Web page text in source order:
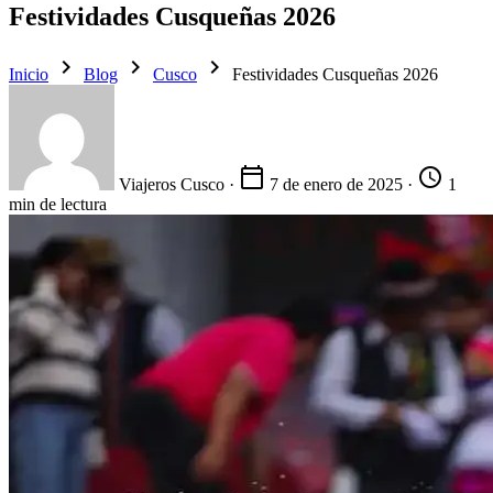
Festividades Cusqueñas 2026
Inicio chevron_right Blog chevron_right Cusco chevron_right Festividades Cusqueñas 2026
Viajeros Cusco · calendar_today 7 de enero de 2025 · schedule 1
min de lectura